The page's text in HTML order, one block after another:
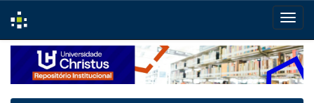
navigation